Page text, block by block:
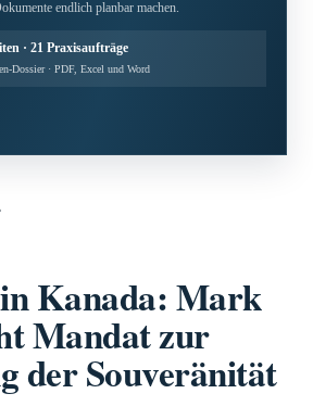
endlich planbar machen.
· 21 Praxisaufträge
Dossier · PDF, Excel und Word
Kanada: Mark
Mandat zur
der Souveränität